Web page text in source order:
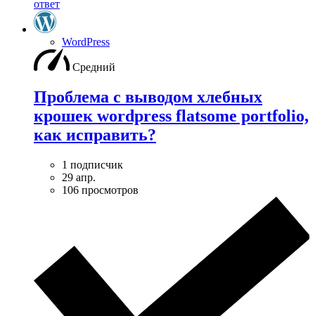
ответ
WordPress
Средний
Проблема с выводом хлебных
крошек wordpress flatsome portfolio,
как исправить?
1 подписчик
29 апр.
106 просмотров